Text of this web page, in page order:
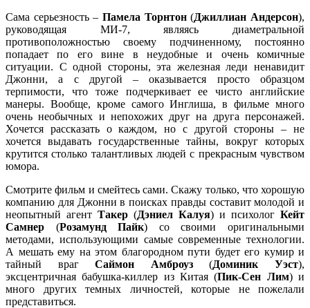
Сама серьезность – Памела Торнтон(Джиллиан Андерсон),
руководящая МИ-7, являясь диаметральной
противоположностью своему подчиненному, постоянно
попадает по его вине в неудобные и очень комичные
ситуации. С одной стороны, эта железная леди ненавидит
Джонни, а с другой – оказывается просто образцом
терпимости, что тоже подчеркивает ее чисто английские
манеры. Вообще, кроме самого Инглиша, в фильме много
очень необычных и непохожих друг на друга персонажей.
Хочется рассказать о каждом, но с другой стороны – не
хочется выдавать государственные тайны, вокруг которых
крутится столько талантливых людей с прекрасным чувством
юмора.
Смотрите фильм и смейтесь сами. Скажу только, что хорошую
компанию для Джонни в поисках правды составит молодой и
неопытный агент Такер (Дэниел Калуя) и психолог Кейт
Самнер (Розамунд Пайк) со своими оригинальными
методами, использующими самые современные технологии.
А мешать ему на этом благородном пути будет его кумир и
тайный врагСаймон Амброуз(Доминик Уэст),
эксцентричная бабушка-киллер из Китая (Пик-Сен Лим) и
много других темных личностей, которые не пожелали
представиться.